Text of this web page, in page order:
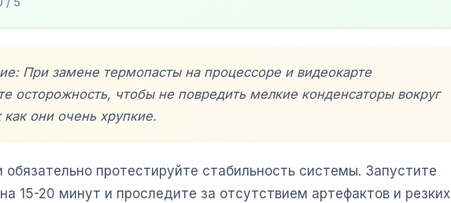
При замене термопасты на процессоре и видеокарте
осторожность, чтобы не повредить мелкие конденсаторы вокруг
как они очень хрупкие.
обязательно протестируйте стабильность системы. Запустите
15-20 минут и проследите за отсутствием артефактов и резких